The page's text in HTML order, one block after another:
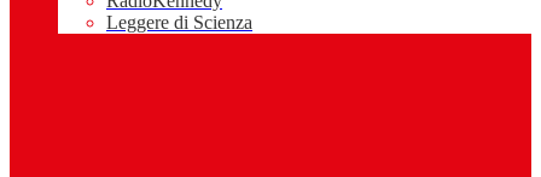
Leggere di Scienza